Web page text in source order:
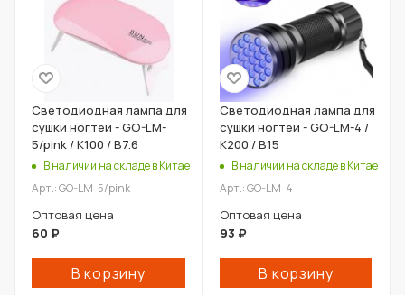
Светодиодная лампа для
сушки ногтей - GO-LM-
5/pink / К100 / В7.6
В наличии на складе в Китае
Арт.: GO-LM-5/pink
Оптовая цена
60 ₽
В корзину
Светодиодная лампа для
сушки ногтей - GO-LM-4 /
К200 / В15
В наличии на складе в Китае
Арт.: GO-LM-4
Оптовая цена
93 ₽
В корзину